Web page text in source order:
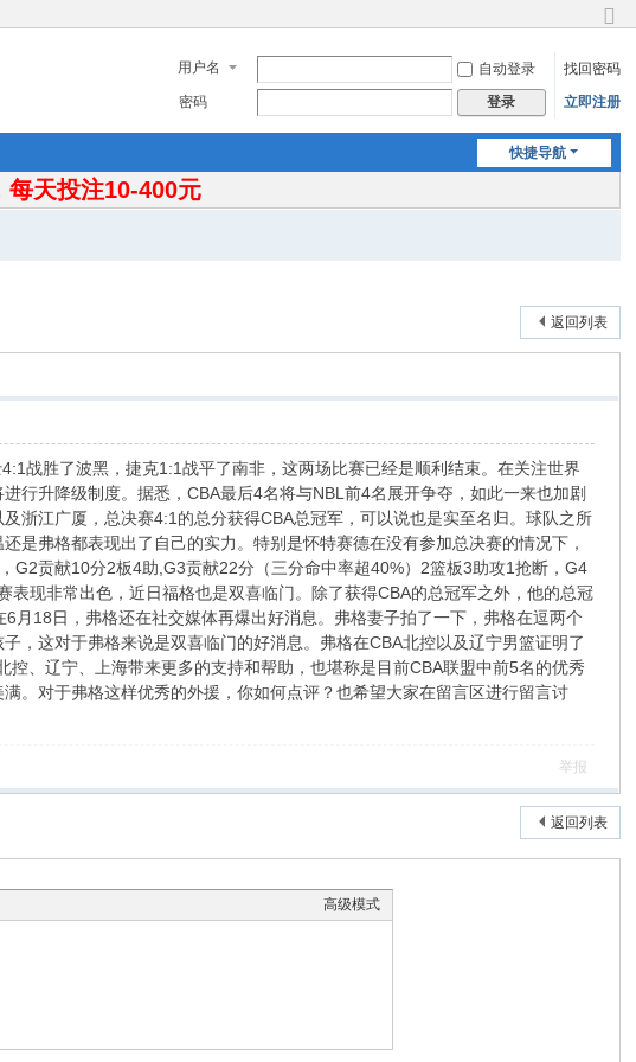
换
到
窄
用户名 自动登录
找回密码
密码
登录 立即注册
快捷导航
每天投注10-400元
返回列表
战胜了波黑，捷克1:1战平了南非，这两场比赛已经是顺利结束。在关注世界
行升降级制度。据悉，CBA最后4名将与NBL前4名展开争夺，如此一来也加剧
浙江广厦，总决赛4:1的总分获得CBA总冠军，可以说也是实至名归。球队之所
是弗格都表现出了自己的实力。特别是怀特赛德在没有参加总决赛的情况下，
G2贡献10分2板4助,G3贡献22分（三分命中率超40%）2篮板3助攻1抢断，G4
现非常出色，近日福格也是双喜临门。除了获得CBA的总冠军之外，他的总冠
18日，弗格还在社交媒体再爆出好消息。弗格妻子拍了一下，弗格在逗两个
，这对于弗格来说是双喜临门的好消息。弗格在CBA北控以及辽宁男篮证明了
、辽宁、上海带来更多的支持和帮助，也堪称是目前CBA联盟中前5名的优秀
。对于弗格这样优秀的外援，你如何点评？也希望大家在留言区进行留言讨
举报
返回列表
高级模式